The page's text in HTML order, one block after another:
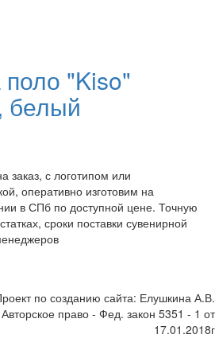
"Kiso"
белый
заказ, с логотипом или
оперативно изготовим на
в СПб по доступной цене. Точную
сроки поставки сувенирной
по созданию сайта: Елушкина А.В.
право - Фед. закон 5351 - 1 от
17.01.2018г